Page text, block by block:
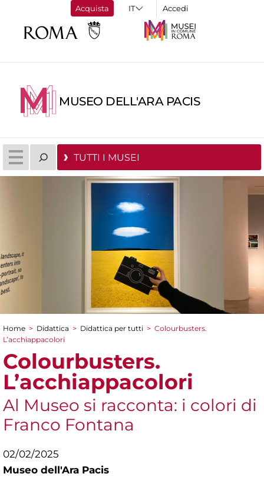
Acquista Accedi
MUSEO DELL'ARA PACIS
TUTTI I MUSEI
Tu sei qui
Home > Didattica > Didattica per tutti > Colourbusters.
L’acchiappacolori
Colourbusters.
L’acchiappacolori
Al Museo si racconta: i colori di
Franco Fontana
02/02/2025
Museo dell'Ara Pacis